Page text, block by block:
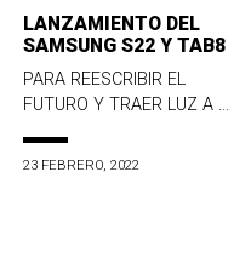
LANZAMIENTO DEL
SAMSUNG S22 Y TAB8
PARA REESCRIBIR EL
FUTURO Y TRAER LUZ A ...
23 FEBRERO, 2022